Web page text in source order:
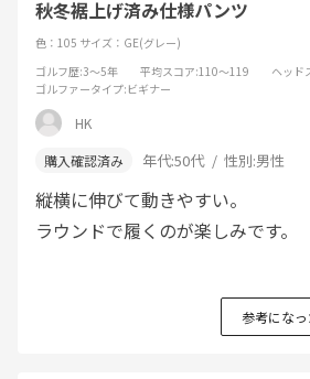
秋冬裾上げ済み仕様パンツ
色：105 サイズ：GE(グレー)
ゴルフ歴:3～5年 平均スコア:110～119 ヘッド
ゴルファータイプ:ビギナー
HK
年代:50代 性別:男性
縦横に伸びて動きやすい。
ラウンドで履くのが楽しみです。
参考になっ